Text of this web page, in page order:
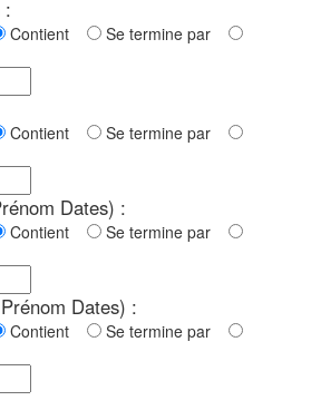
:
Contient
Se termine par
Contient
Se termine par
Dates) :
Contient
Se termine par
Dates) :
Contient
Se termine par